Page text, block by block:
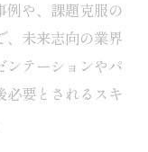
例や、課題克服の
、未来志向の業界
ンテーションやパ
必要とされるスキ